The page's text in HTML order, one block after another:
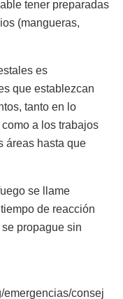
tener preparadas
(mangueras,
es
que establezcan
tanto en lo
a los trabajos
áreas hasta que
se llame
de reacción
propague sin
emergencias/consej